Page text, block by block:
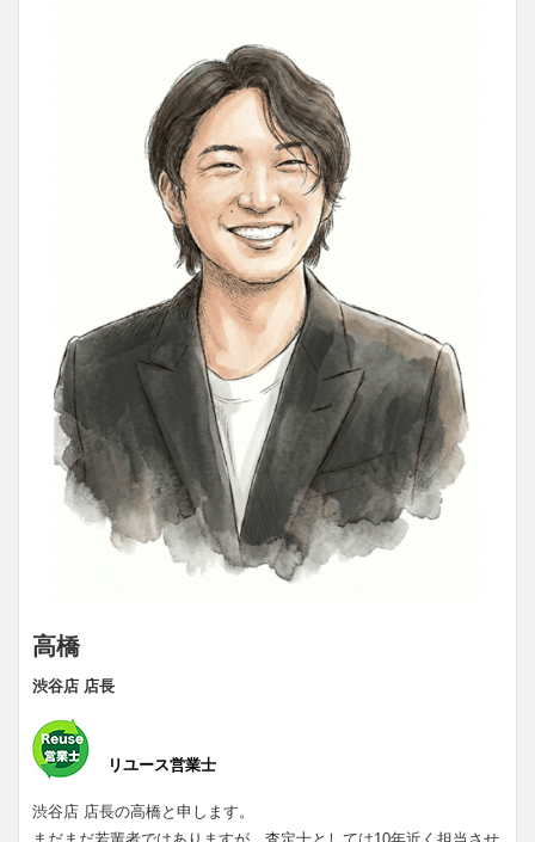
高橋
渋谷店 店長
リユース営業士
渋谷店 店長の高橋と申します。